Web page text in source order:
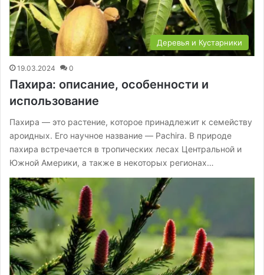
Деревья и Кустарники
19.03.2024 0
Пахира: описание, особенности и
использование
Пахира — это растение, которое принадлежит к семейству
ароидных. Его научное название — Pachira. В природе
пахира встречается в тропических лесах Центральной и
Южной Америки, а также в некоторых регионах…